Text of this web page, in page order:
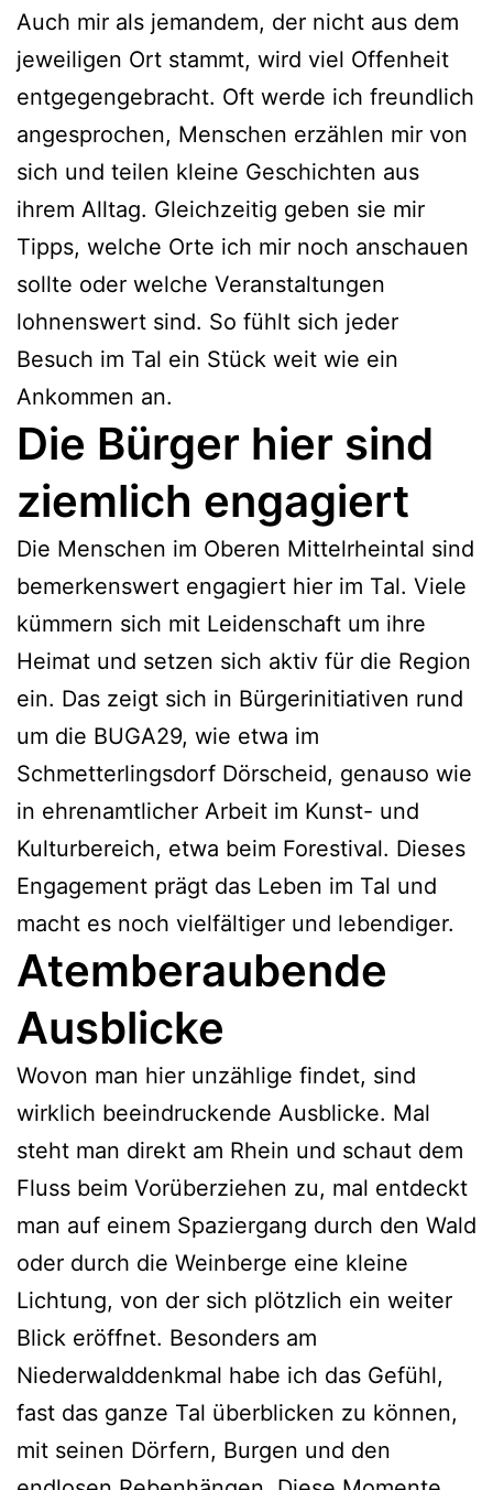
Auch mir als jemandem, der nicht aus dem
jeweiligen Ort stammt, wird viel Offenheit
entgegengebracht. Oft werde ich freundlich
angesprochen, Menschen erzählen mir von
sich und teilen kleine Geschichten aus
ihrem Alltag. Gleichzeitig geben sie mir
Tipps, welche Orte ich mir noch anschauen
sollte oder welche Veranstaltungen
lohnenswert sind. So fühlt sich jeder
Besuch im Tal ein Stück weit wie ein
Ankommen an.
Die Bürger hier sind
ziemlich engagiert
Die Menschen im Oberen Mittelrheintal sind
bemerkenswert engagiert hier im Tal. Viele
kümmern sich mit Leidenschaft um ihre
Heimat und setzen sich aktiv für die Region
ein. Das zeigt sich in Bürgerinitiativen rund
um die BUGA29, wie etwa im
Schmetterlingsdorf Dörscheid, genauso wie
in ehrenamtlicher Arbeit im Kunst- und
Kulturbereich, etwa beim Forestival. Dieses
Engagement prägt das Leben im Tal und
macht es noch vielfältiger und lebendiger.
Atemberaubende
Ausblicke
Wovon man hier unzählige findet, sind
wirklich beeindruckende Ausblicke. Mal
steht man direkt am Rhein und schaut dem
Fluss beim Vorüberziehen zu, mal entdeckt
man auf einem Spaziergang durch den Wald
oder durch die Weinberge eine kleine
Lichtung, von der sich plötzlich ein weiter
Blick eröffnet. Besonders am
Niederwalddenkmal habe ich das Gefühl,
fast das ganze Tal überblicken zu können,
mit seinen Dörfern, Burgen und den